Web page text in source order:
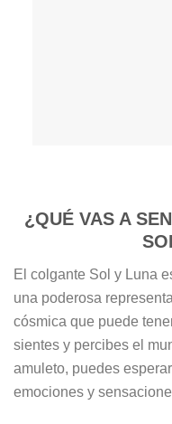
¿QUÉ VAS A
El colgante Sol y Luna
una poderosa
cósmica que puede
sientes y percibes el
amuleto, puedes
emociones y